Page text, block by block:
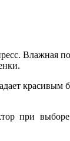
Влажная
при